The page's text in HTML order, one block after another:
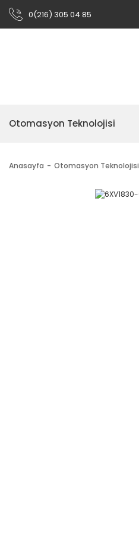
0(216) 305 04 85
Otomasyon Teknolojisi
Anasayfa Otomasyon Teknolojisi